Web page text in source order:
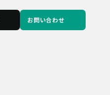
お問い合わせ